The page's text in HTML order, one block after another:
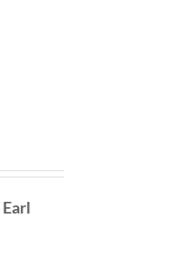
Earl